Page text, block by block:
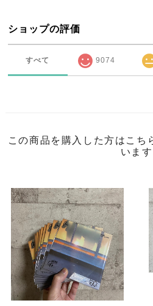
ショップの評価
すべて 9074
この商品を購入した方はこち
います